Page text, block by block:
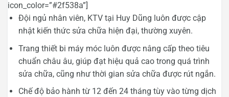
icon_color=”#2f538a”]
Đội ngủ nhân viên, KTV tại Huy Dũng luôn được cập
nhật kiến thức sửa chữa hiện đại, thường xuyên.
Trang thiết bi máy móc luôn được nâng cấp theo tiêu
chuẩn châu âu, giúp đạt hiệu quả cao trong quá trình
sửa chữa, cũng như thời gian sửa chữa được rút ngắn.
Chế độ bảo hành từ 12 đến 24 tháng tùy vào từng dịch